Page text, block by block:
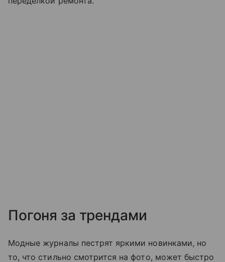
Погоня за трендами
Модные журналы пестрят яркими новинками, но
то, что стильно смотрится на фото, может быстро